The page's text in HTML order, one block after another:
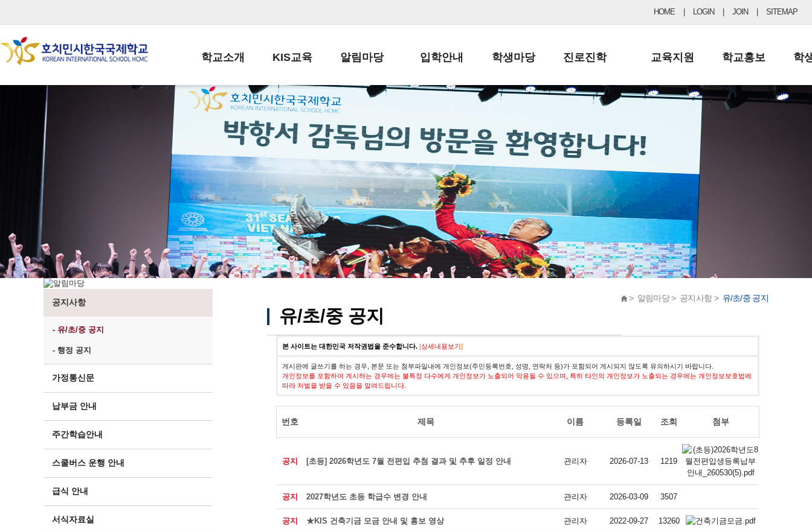
HOME LOGIN JOIN SITEMAP
학교소개
학교장인사말
학교상징
학교연혁
교직원현황
학생현황
위치/전화
전경사진
KIS교육
교육목표
학사일정
일과시간표
성과평가자료
알림마당
공지사항
납부금 안내
스쿨버스 운행 안내
급식안내
서식자료실
학부모방
정기고사 기출문제
입학안내
전-편입 서류양식
입학금/수업료
교복구입안내
학생마당
학생생활규정
학교신문
자율진로동아리
유초등 소식지
진로진학
공지사항 및 입시자료
드림레터
교육지원
행정실
학교운영위원회
학교건축기금
학교홍보
보도자료
학
공지사항
- 유/초/중 공지
- 행정 공지
가정통신문
납부금 안내
주간학습안내
스쿨버스 운행 안내
급식 안내
서식자료실
> 알림마당 > 공지사항 > 유/초/중 공지
유/초/중 공지
본 사이트는 대한민국 저작권법을 준수합니다. [상세내용보기]
게시판에 글쓰기를 하는 경우, 본문 또는 첨부파일내에 개인정보(주민등록번호, 성명, 연락처 등)가 포함되어 게시되지 않도록 유의하시기 바랍니다.
개인정보를 포함하여 게시하는 경우에는 불특정 다수에게 개인정보가 노출되어 악용될 수 있으며, 특히 타인의 개인정보가 노출되는 경우에는 개인정보보호법에
따라 처벌을 받을 수 있음을 알려드립니다.
번호 제목 이름 등록일 조회 첨부
공지 [초등] 2026학년도 7월 전편입 추첨 결과 및 추후 일정 안내 관리자 2026-07-13 1219
공지 2027학년도 초등 학급수 변경 안내 관리자 2026-03-09 3507
공지 ★KIS 건축기금 모금 안내 및 홍보 영상 관리자 2022-09-27 13260